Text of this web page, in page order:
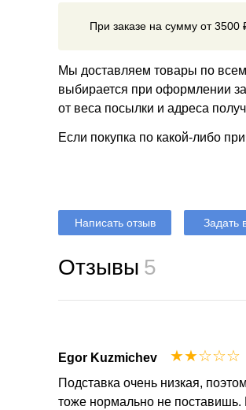
При заказе на сумму от 3500
Мы доставляем товары по
выбирается при оформлении
от веса посылки и адреса
Если покупка по какой-либо
Написать отзыв Задать
Отзывы 5
Egor Kuzmichev ☆
☆
☆
☆
☆
Подставка очень низкая,
тоже нормально не